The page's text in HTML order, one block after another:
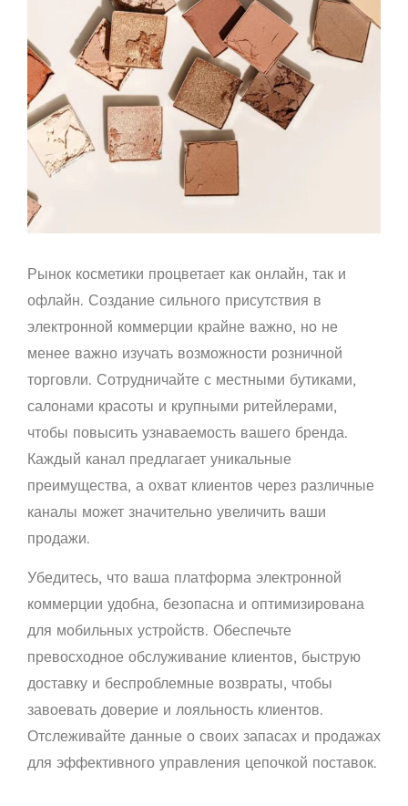
Рынок косметики процветает как онлайн, так и
офлайн. Создание сильного присутствия в
электронной коммерции крайне важно, но не
менее важно изучать возможности розничной
торговли. Сотрудничайте с местными бутиками,
салонами красоты и крупными ритейлерами,
чтобы повысить узнаваемость вашего бренда.
Каждый канал предлагает уникальные
преимущества, а охват клиентов через различные
каналы может значительно увеличить ваши
продажи.
Убедитесь, что ваша платформа электронной
коммерции удобна, безопасна и оптимизирована
для мобильных устройств. Обеспечьте
превосходное обслуживание клиентов, быструю
доставку и беспроблемные возвраты, чтобы
завоевать доверие и лояльность клиентов.
Отслеживайте данные о своих запасах и продажах
для эффективного управления цепочкой поставок.